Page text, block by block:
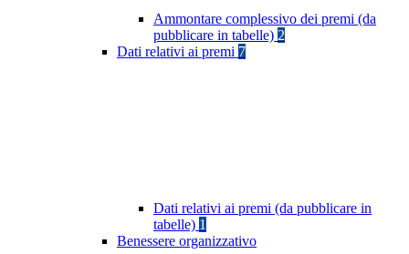
Ammontare complessivo dei premi (da
pubblicare in tabelle) 2
Dati relativi ai premi 7
Dati relativi ai premi (da pubblicare in
tabelle) 1
Benessere organizzativo